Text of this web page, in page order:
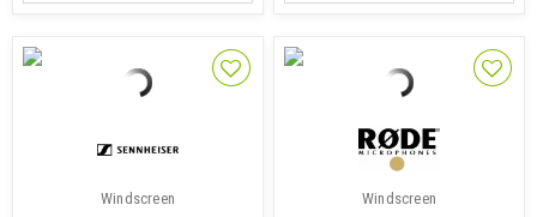
Windscreen Windscreen